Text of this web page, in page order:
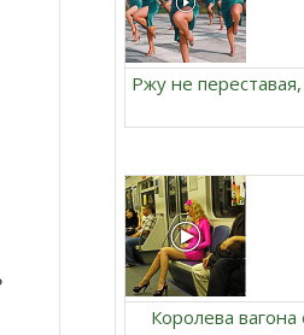
Ржу не
Королева